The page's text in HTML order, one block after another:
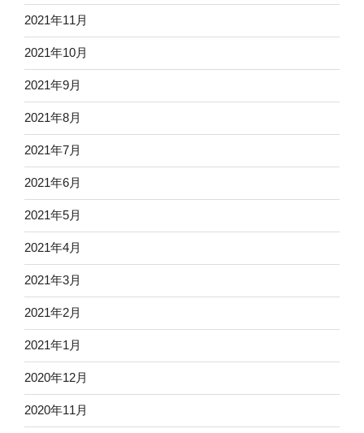
2021年11月
2021年10月
2021年9月
2021年8月
2021年7月
2021年6月
2021年5月
2021年4月
2021年3月
2021年2月
2021年1月
2020年12月
2020年11月